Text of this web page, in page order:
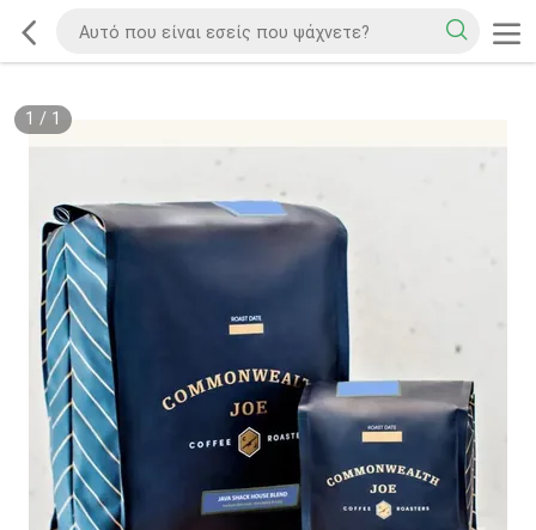
1 / 1